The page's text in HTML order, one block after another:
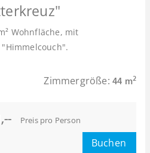
Wohnfläche, mit
Zimmergröße: 44 m2
Preis pro Person
Buchen